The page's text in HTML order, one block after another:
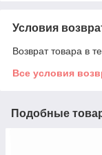
Условия
Возврат товара в
Все условия
Подобные